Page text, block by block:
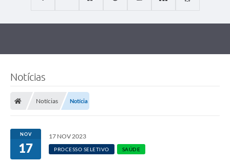
Notícias
Notícias Notícia
NOV
17
17 NOV 2023
PROCESSO SELETIVO SAÚDE